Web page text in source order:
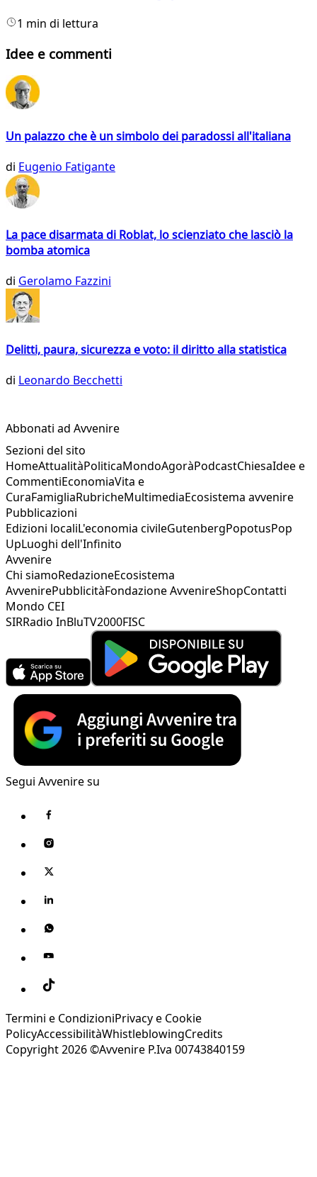
1 min di lettura
Idee e commenti
Un palazzo che è un simbolo dei paradossi all'italiana
di Eugenio Fatigante
La pace disarmata di Roblat, lo scienziato che lasciò la
bomba atomica
di Gerolamo Fazzini
Delitti, paura, sicurezza e voto: il diritto alla statistica
di Leonardo Becchetti
Abbonati ad Avvenire
Sezioni del sito
HomeAttualitàPoliticaMondoAgoràPodcastChiesaIdee e
CommentiEconomiaVita e
CuraFamigliaRubricheMultimediaEcosistema avvenire
Pubblicazioni
Edizioni localiL'economia civileGutenbergPopotusPop
UpLuoghi dell'Infinito
Avvenire
Chi siamoRedazioneEcosistema
AvvenirePubblicitàFondazione AvvenireShopContatti
Mondo CEI
SIRRadio InBluTV2000FISC
Segui Avvenire su
Termini e CondizioniPrivacy e Cookie
PolicyAccessibilitàWhistleblowingCredits
Copyright 2026 ©Avvenire P.Iva 00743840159